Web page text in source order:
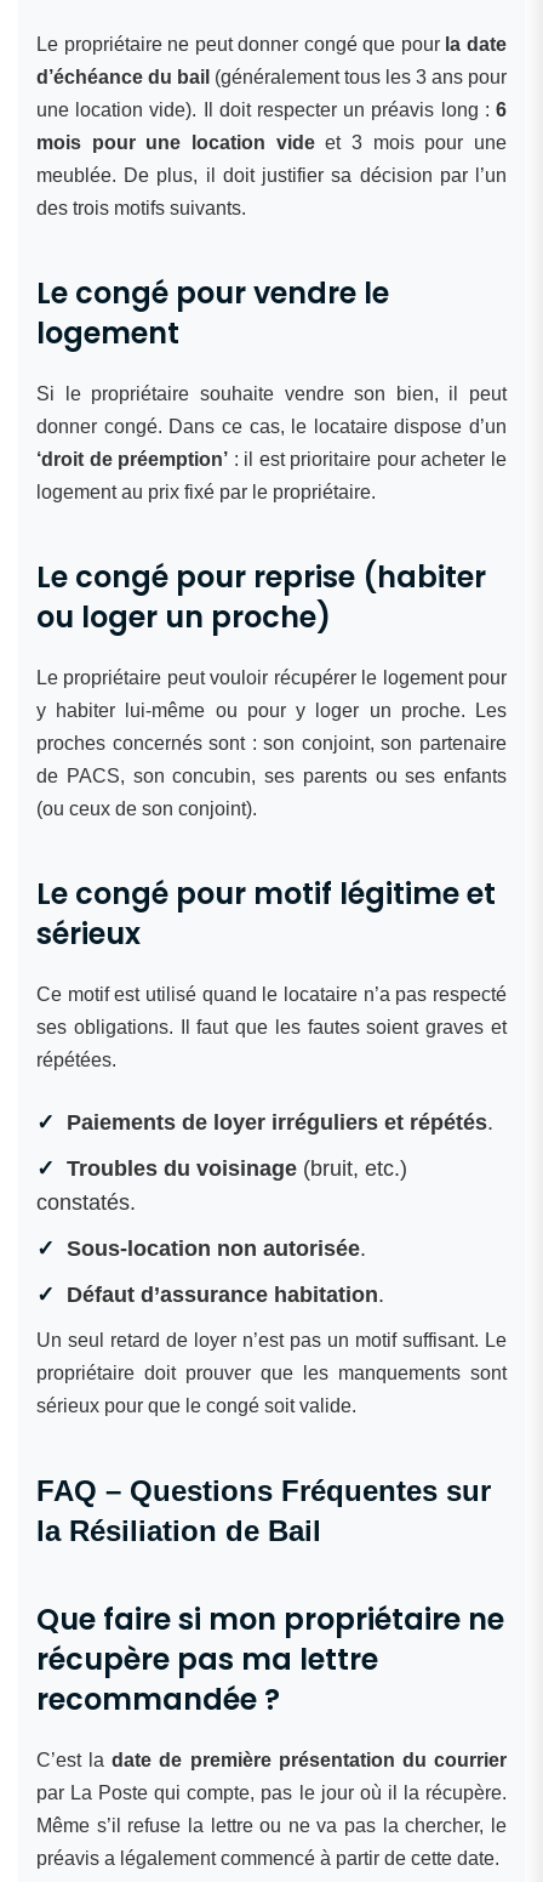
Le propriétaire ne peut donner congé que pour la date
d’échéance du bail (généralement tous les 3 ans pour
une location vide). Il doit respecter un préavis long : 6
mois pour une location videet 3 mois pour une
meublée. De plus, il doit justifier sa décision par l’un
des trois motifs suivants.
Le congé pour vendre le
logement
Si le propriétaire souhaite vendre son bien, il peut
donner congé. Dans ce cas, le locataire dispose d’un
‘droit de préemption’ : il est prioritaire pour acheter le
logement au prix fixé par le propriétaire.
Le congé pour reprise (habiter
ou loger un proche)
Le propriétaire peut vouloir récupérer le logement pour
y habiter lui-même ou pour y loger un proche. Les
proches concernés sont : son conjoint, son partenaire
de PACS, son concubin, ses parents ou ses enfants
(ou ceux de son conjoint).
Le congé pour motif légitime et
sérieux
Ce motif est utilisé quand le locataire n’a pas respecté
ses obligations. Il faut que les fautes soient graves et
répétées.
Paiements de loyer irréguliers et répétés.
Troubles du voisinage (bruit, etc.)
constatés.
Sous-location non autorisée.
Défaut d’assurance habitation.
Un seul retard de loyer n’est pas un motif suffisant. Le
propriétaire doit prouver que les manquements sont
sérieux pour que le congé soit valide.
FAQ – Questions Fréquentes sur
la Résiliation de Bail
Que faire si mon propriétaire ne
récupère pas ma lettre
recommandée ?
C’est ladate de première présentation du courrier
par La Poste qui compte, pas le jour où il la récupère.
Même s’il refuse la lettre ou ne va pas la chercher, le
préavis a légalement commencé à partir de cette date.